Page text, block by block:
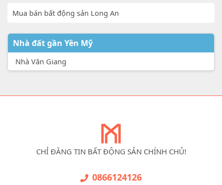
Mua bán bất động sản Long An
Nhà đất gần Yên Mỹ
Nhà Văn Giang
CHỈ ĐĂNG TIN BẤT ĐỘNG SẢN CHÍNH CHỦ!
0866124126